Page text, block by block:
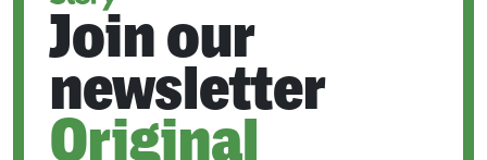
Join our
newsletter
Original